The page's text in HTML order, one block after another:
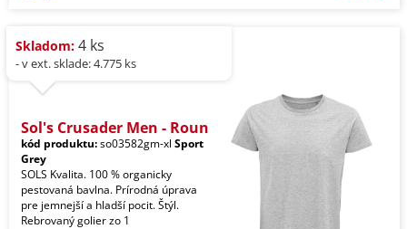
Skladom: 4 ks
- v ext. sklade: 4.775 ks
Sol's Crusader Men - Roun
kód produktu:so03582gm-xl Sport
Grey
SOLS Kvalita. 100 % organicky
pestovaná bavlna. Prírodná úprava
pre jemnejší a hladší pocit. Štýl.
Rebrovaný golier zo 1